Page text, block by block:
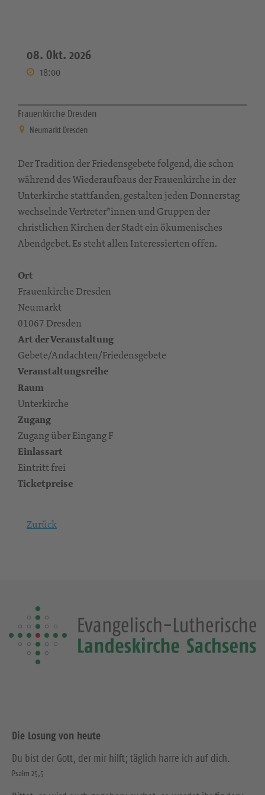
08. Okt. 2026
18:00
Frauenkirche Dresden
Neumarkt Dresden
Der Tradition der Friedensgebete folgend, die schon
während des Wiederaufbaus der Frauenkirche in der
Unterkirche stattfanden, gestalten jeden Donnerstag
wechselnde Vertreter*innen und Gruppen der
christlichen Kirchen der Stadt ein ökumenisches
Abendgebet. Es steht allen Interessierten offen.
Ort
Frauenkirche Dresden
Neumarkt
01067 Dresden
Art der Veranstaltung
Gebete/Andachten/Friedensgebete
Veranstaltungsreihe
Raum
Unterkirche
Zugang
Zugang über Eingang F
Einlassart
Eintritt frei
Ticketpreise
Zurück
Die Losung von heute
Du bist der Gott, der mir hilft; täglich harre ich auf dich.
Psalm 25,5